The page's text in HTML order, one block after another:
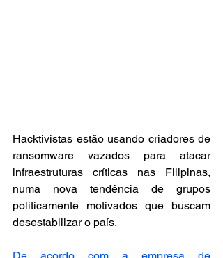
Hacktivistas estão usando criadores de
ransomware vazados para atacar
infraestruturas críticas nas Filipinas,
numa nova tendência de grupos
politicamente motivados que buscam
desestabilizar o país.